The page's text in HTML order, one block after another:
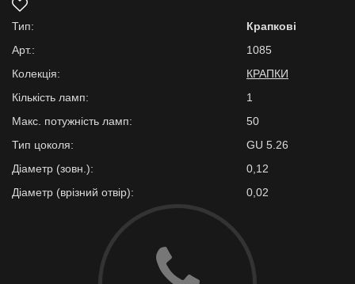
Тип:
Крапкові
Арт.:
1085
Колекція:
КРАПКИ
Кількість ламп:
1
Макс. потужність ламп:
50
Тип цоколя:
GU 5.26
Діаметр (зовн.):
0,12
Діаметр (врізний отвір):
0,02